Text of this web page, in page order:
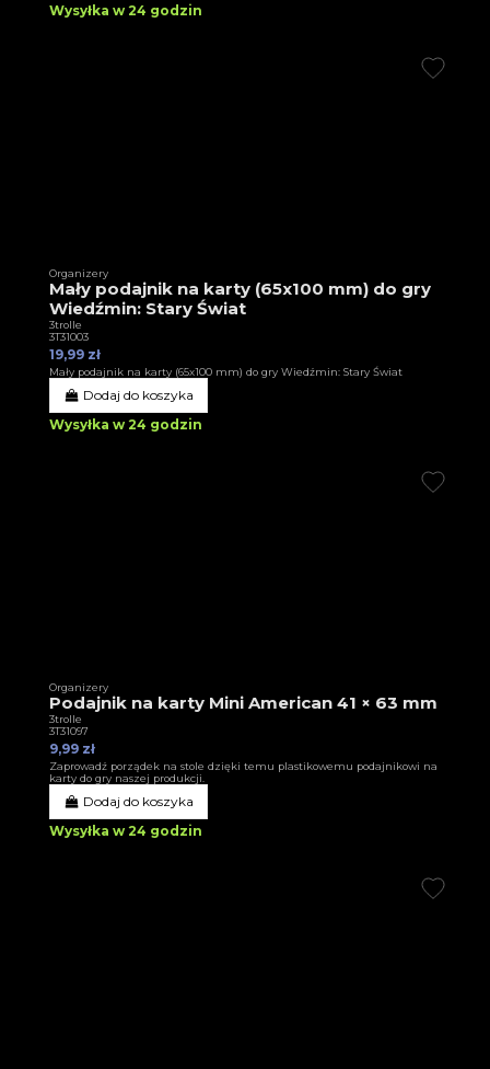
Wysyłka w 24 godzin
Organizery
Mały podajnik na karty (65x100 mm) do gry
Wiedźmin: Stary Świat
3trolle
3T31003
19,99 zł
Mały podajnik na karty (65x100 mm) do gry Wiedźmin: Stary Świat
Dodaj do koszyka
Wysyłka w 24 godzin
Organizery
Podajnik na karty Mini American 41 × 63 mm
3trolle
3T31097
9,99 zł
Zaprowadź porządek na stole dzięki temu plastikowemu podajnikowi na
karty do gry naszej produkcji.
Dodaj do koszyka
Wysyłka w 24 godzin